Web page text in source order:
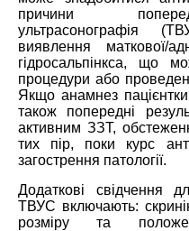
причини
ультрасонографія
виявлення маткової/
гідросальпінкса, що
процедури або
Якщо анамнез
також попередні
активним ЗЗТ,
тих пір, поки курс
загострення патології.
Додаткові свідчення
ТВУС включають:
розміру та